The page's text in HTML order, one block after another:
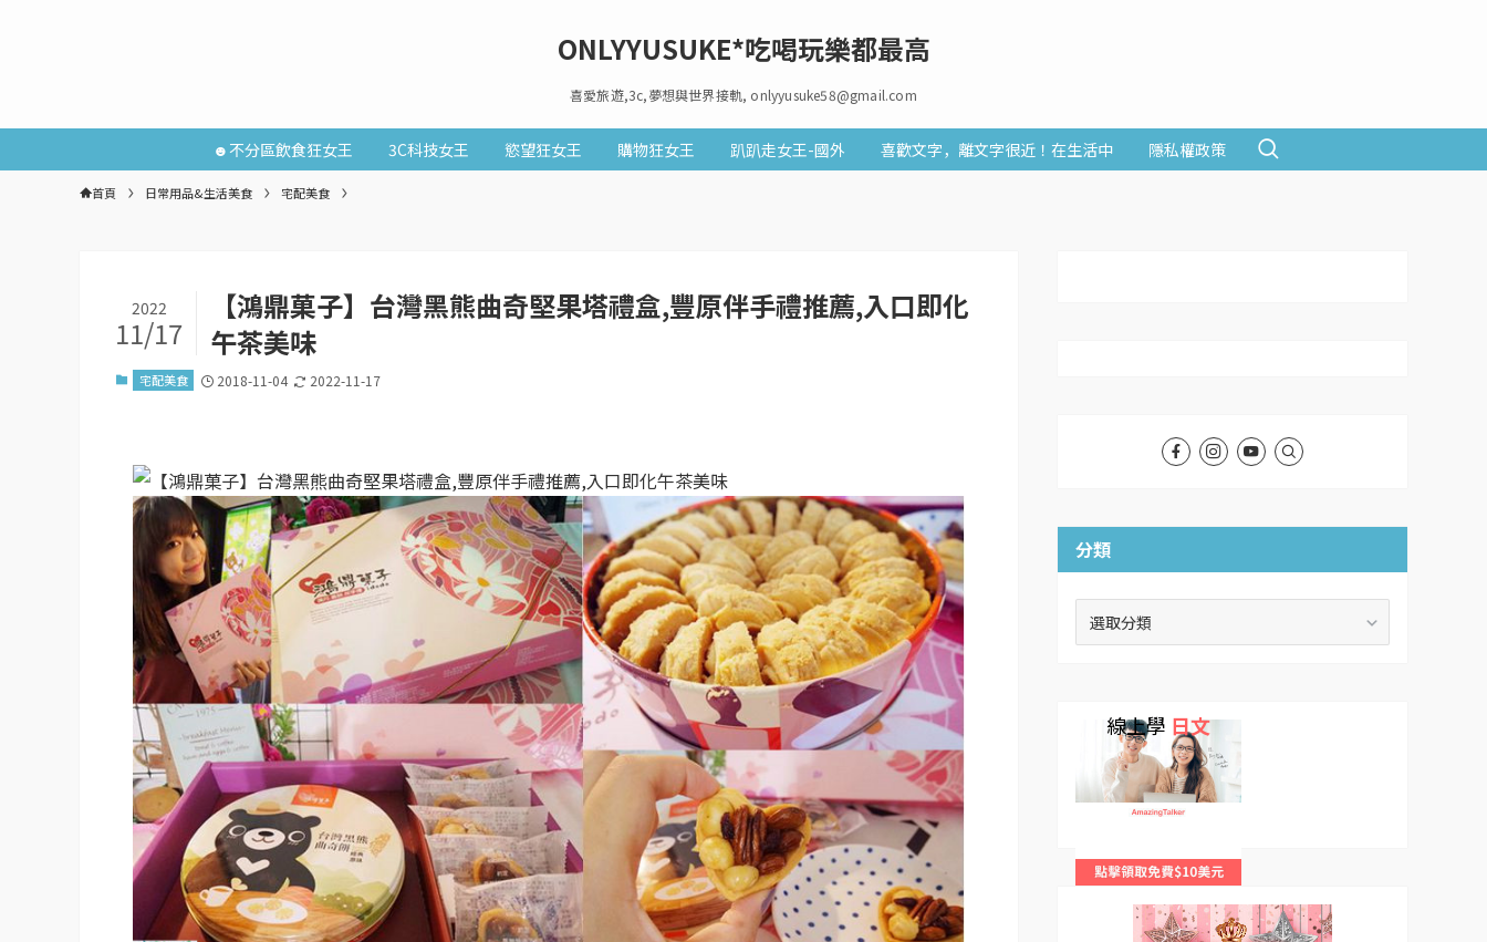
ONLYYUSUKE*吃喝玩樂都最高
喜愛旅遊,3c,夢想與世界接軌, onlyyusuke58@gmail.com
☻不分區飲食狂女王 3C科技女王 慾望狂女王 購物狂女王 趴趴走女王-國外 喜歡文字，離文字很近！在生活中 隱私權政策
首頁 日常用品&生活美食 宅配美食
【鴻鼎菓子】台灣黑熊曲奇堅果塔禮盒,豐原伴手禮推薦,入口即化
午茶美味
2022
11/17
宅配美食 2018-11-04 2022-11-17
分類
線上學 日文